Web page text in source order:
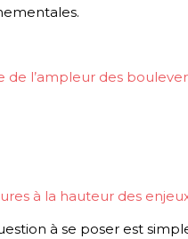
de l’ampleur des
à la hauteur des
à se poser est